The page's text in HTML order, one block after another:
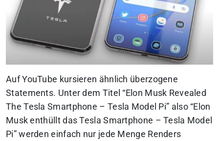
Auf YouTube kursieren ähnlich überzogene
Statements. Unter dem Titel “Elon Musk Revealed
The Tesla Smartphone – Tesla Model Pi” also “Elon
Musk enthüllt das Tesla Smartphone – Tesla Model
Pi” werden einfach nur jede Menge Renders